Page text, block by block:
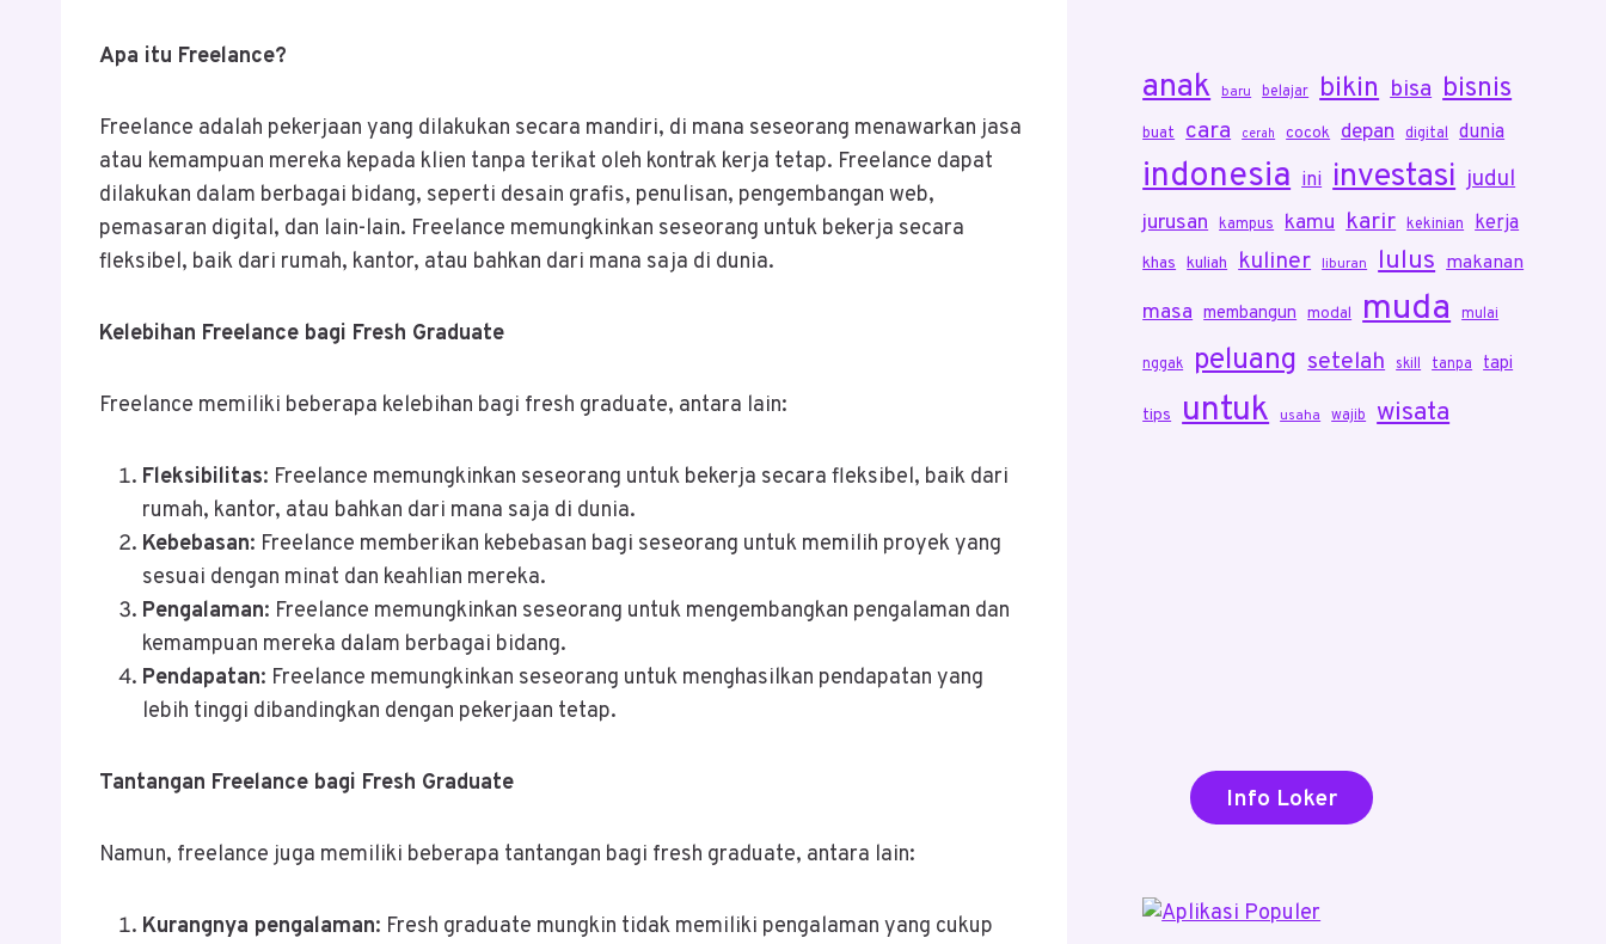
Apa itu Freelance?
Freelance adalah pekerjaan yang dilakukan secara mandiri, di mana seseorang menawarkan jasa
atau kemampuan mereka kepada klien tanpa terikat oleh kontrak kerja tetap. Freelance dapat
dilakukan dalam berbagai bidang, seperti desain grafis, penulisan, pengembangan web,
pemasaran digital, dan lain-lain. Freelance memungkinkan seseorang untuk bekerja secara
fleksibel, baik dari rumah, kantor, atau bahkan dari mana saja di dunia.
Kelebihan Freelance bagi Fresh Graduate
Freelance memiliki beberapa kelebihan bagi fresh graduate, antara lain:
Fleksibilitas: Freelance memungkinkan seseorang untuk bekerja secara fleksibel, baik dari
rumah, kantor, atau bahkan dari mana saja di dunia.
Kebebasan: Freelance memberikan kebebasan bagi seseorang untuk memilih proyek yang
sesuai dengan minat dan keahlian mereka.
Pengalaman: Freelance memungkinkan seseorang untuk mengembangkan pengalaman dan
kemampuan mereka dalam berbagai bidang.
Pendapatan: Freelance memungkinkan seseorang untuk menghasilkan pendapatan yang
lebih tinggi dibandingkan dengan pekerjaan tetap.
Tantangan Freelance bagi Fresh Graduate
Namun, freelance juga memiliki beberapa tantangan bagi fresh graduate, antara lain:
Kurangnya pengalaman: Fresh graduate mungkin tidak memiliki pengalaman yang cukup
anak baru belajar bikin bisa bisnis
buat cara cerah cocok depan digital dunia
indonesia ini investasi judul
jurusan kampus kamu karir kekinian kerja
khas kuliah kuliner liburan lulus makanan
masa membangun modal muda mulai
nggak peluang setelah skill tanpa tapi
tips untuk usaha wajib wisata
Info Loker